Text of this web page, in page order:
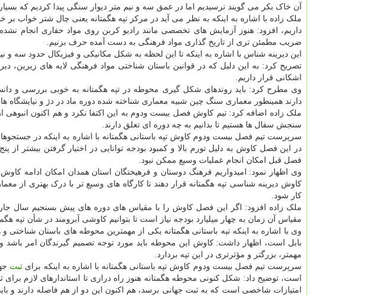
آن خاک بکر می گویند نرسیدیم اما در عمق سه و نیم متر دیوار سنگی پیدا کردیم که
ملک زاده با اشاره به اینکه به نظر می آید در مرکز تپه هگمتانه یعنی چال شتر خواب
داریم، افزود: هنوز آزمایش های تخصصی مانند رادیو کربن روی مواد حفاری انجام
ضریب مطمئن تری از تاریخ گذاری مواد فرهنگی به دست آمده حرف بزنیم.
این دیرینه شناس با اشاره به اینکه تا این لحظه به شکل مکانیکی و فیزیکال حدود سه و
تصریح کرد: به این دلیل که در قوانین باستان شناختی مواد فرهنگی لایه های زیرین،
اشکانی قرار داریم.
وی مطرح کرد: باید روندهای شکل گیری محوطه در تپه هگمتانه به خوبی بررسی و
دارند همینطور معماری سنگ چین شبیه معماری شناخته شده دوره ماد در دژ و نیایشگاه های
ملک زاده اضافه کرد: تیم کاوش فصل بیست ودوم به این اکتفا نکرد و هم اکنون انبوهی
سنجش سفال ها هستیم تا بدانیم به چه دوره ای تعلق دارند.
سرپرست تیم فصل بیست ودوم کاوش تپه باستانی هگمتانه با اشاره به اینکه در
فصل قبل امکان انجام عملیات وسیع ممکن نبود.
وی اظهار نمود: امیدواریم فرهنگ دوستان و فرهیختگان استان همدان امکان ادامه کاوش
کاوش دیرینه شناسی تپه هگمتانه قرار دهند تا کارگاه های وسیع تر با درک بهتری از
کار شود.
مقیاس آن زمان به چهار میلیارد بودجه نیاز است تا بتوانیم کاوشی آبرومند در شأن تپه
وی با اشاره به اینکه تپه باستانی هگمتانه یکی از مهمترین محوطه های باستان شناختی
بابل است، اظهار داشت: کاوش این محوطه باید مورد توجه تصمیم گیرندگان امر باشد و
مهمتر، بزرگتر و مؤثرتری در این تپه بردارد.
سرپرست تیم فصل بیست ودوم کاوش تپه باستانی هگمتانه با اشاره به اینکه برای ثبت
است، توضیح داد: شکل کنونی محوطه هگمتانه هنوز راه درازی تا استاندارهای لازم برای
امتیازات شاخصی است که به ثبت جهانی برسد، هم اکنون این دو از هم فاصله دارند و